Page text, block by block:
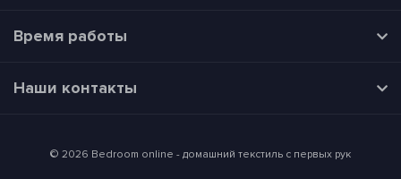
Время работы
Наши контакты
© 2026 Bedroom online - домашний текстиль с первых рук